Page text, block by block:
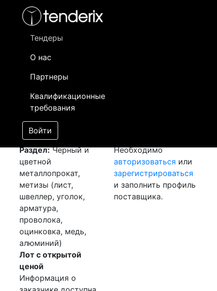
Тендеры
О нас
Партнеры
Квалификационные
требования
Войти
- активный лот
- сохраненный лот (не опубликован)
Закупка: Лист хк 2
[Завершен]
Лот №:
АУКЦИОН (покупка
товара)
Раздел:Черный и
цветной
металлопрокат,
метизы (лист,
швеллер, уголок,
арматура,
проволока,
оцинковка, медь,
алюминий)
Лот с открытой
ценой
Информация о
Необходимо
авторизоваться или
зарегистрироваться
и заполнить профиль
поставщика.